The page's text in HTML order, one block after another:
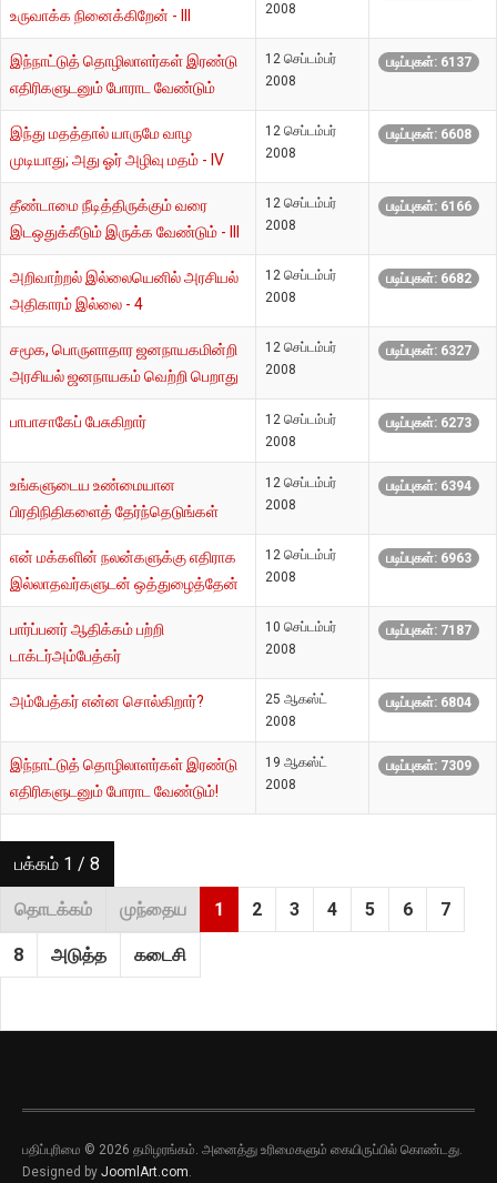
உருவாக்க நினைக்கிறேன் - III
2008
இந்நாட்டுத் தொழிலாளர்கள் இரண்டு
எதிரிகளுடனும் போராட வேண்டும்
12 செப்டம்பர்
2008
படிப்புகள்: 6137
இந்து மதத்தால் யாருமே வாழ
முடியாது; அது ஓர் அழிவு மதம் - IV
12 செப்டம்பர்
2008
படிப்புகள்: 6608
தீண்டாமை நீடித்திருக்கும் வரை
இடஒதுக்கீடும் இருக்க வேண்டும் - III
12 செப்டம்பர்
2008
படிப்புகள்: 6166
அறிவாற்றல் இல்லையெனில் அரசியல்
அதிகாரம் இல்லை - 4
12 செப்டம்பர்
2008
படிப்புகள்: 6682
சமூக, பொருளாதார ஜனநாயகமின்றி
அரசியல் ஜனநாயகம் வெற்றி பெறாது
12 செப்டம்பர்
2008
படிப்புகள்: 6327
பாபாசாகேப் பேசுகிறார்
12 செப்டம்பர்
2008
படிப்புகள்: 6273
உங்களுடைய உண்மையான
பிரதிநிதிகளைத் தேர்ந்தெடுங்கள்
12 செப்டம்பர்
2008
படிப்புகள்: 6394
என் மக்களின் நலன்களுக்கு எதிராக
இல்லாதவர்களுடன் ஒத்துழைத்தேன்
12 செப்டம்பர்
2008
படிப்புகள்: 6963
பார்ப்பனர் ஆதிக்கம் பற்றி
டாக்டர்அம்பேத்கர்
10 செப்டம்பர்
2008
படிப்புகள்: 7187
அம்பேத்கர் என்ன சொல்கிறார்?
25 ஆகஸ்ட்
2008
படிப்புகள்: 6804
இந்நாட்டுத் தொழிலாளர்கள் இரண்டு
எதிரிகளுடனும் போராட வேண்டும்!
19 ஆகஸ்ட்
2008
படிப்புகள்: 7309
பக்கம் 1 / 8
தொடக்கம் முந்தைய 1 2 3 4 5 6 7
8 அடுத்த கடைசி
பதிப்புரிமை © 2026 தமிழரங்கம். அனைத்து உரிமைகளும் கையிருப்பில் கொண்டது.
Designed by JoomlArt.com.